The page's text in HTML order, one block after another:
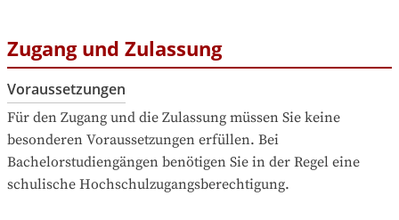
Zugang und Zulassung
Voraussetzungen
Für den Zugang und die Zulassung müssen Sie keine
besonderen Voraussetzungen erfüllen. Bei
Bachelorstudiengängen benötigen Sie in der Regel eine
schulische Hochschulzugangsberechtigung.